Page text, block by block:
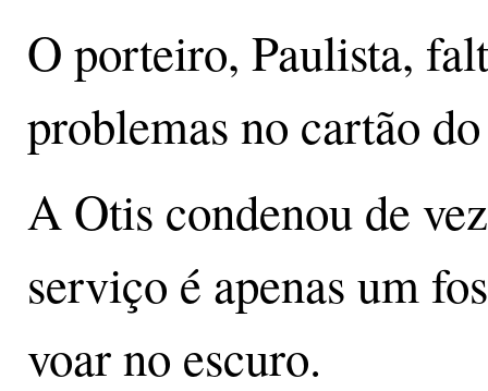
O porteiro, Paulista,
problemas no cartão
A Otis condenou de
serviço é apenas um
voar no escuro.